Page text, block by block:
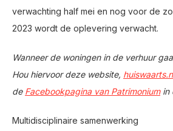
verwachting half mei en nog voor de
2023 wordt de oplevering verwacht.
Wanneer de woningen in de verhuur
Hou hiervoor deze website,
de Facebookpagina van Patrimoniumin
Multidisciplinaire samenwerking